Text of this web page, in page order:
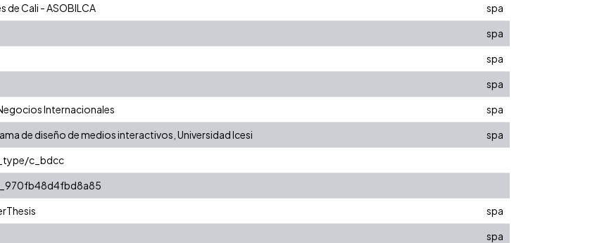
de Cali - ASOBILCA
spa
spa
spa
spa
Internacionales
spa
de diseño de medios interactivos, Universidad Icesi
spa
c_bdcc
spa
spa